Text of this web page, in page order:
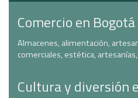
Comercio en Bogotá
Almacenes, alimentación,
comerciales, estética,
Cultura y diversión